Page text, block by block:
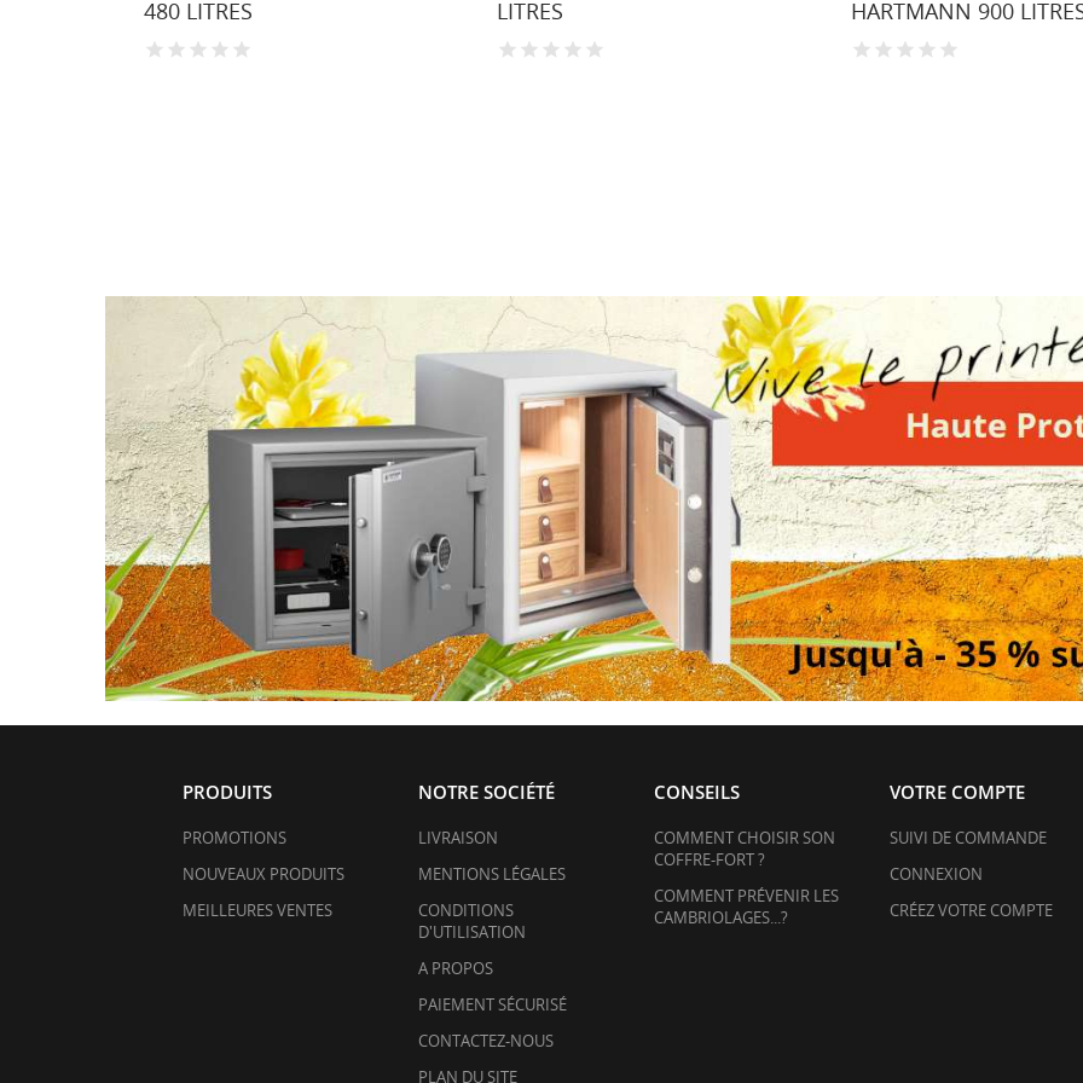
480 LITRES
LITRES
HARTMANN 900
PRODUITS
PROMOTIONS
NOUVEAUX PRODUITS
MEILLEURES VENTES
NOTRE SOCIÉTÉ
LIVRAISON
MENTIONS LÉGALES
CONDITIONS
D'UTILISATION
A PROPOS
PAIEMENT SÉCURISÉ
CONTACTEZ-NOUS
PLAN DU SITE
CONSEILS
COMMENT CHOISIR SON
COFFRE-FORT ?
COMMENT PRÉVENIR LES
CAMBRIOLAGES...?
VOTRE COMPTE
SUIVI DE COMMANDE
CONNEXION
CRÉEZ VOTRE COMPTE